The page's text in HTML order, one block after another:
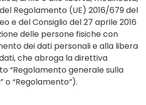
Regolamento (UE) 2016/679 del
e del Consiglio del 27 aprile 2016
delle persone fisiche con
dei dati personali e alla libera
che abroga la direttiva
“Regolamento generale sulla
o “Regolamento”).